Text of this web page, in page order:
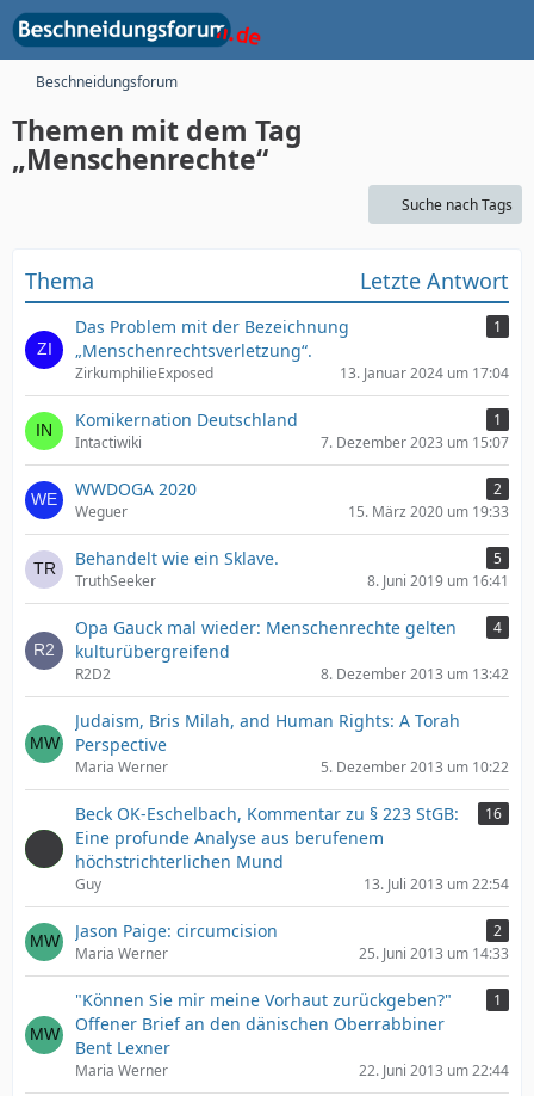
Beschneidungsforum
Themen mit dem Tag
„Menschenrechte“
Suche nach Tags
Thema Letzte Antwort
​Das Problem mit der Bezeichnung
„Menschenrechtsverletzung“.
1
ZirkumphilieExposed 13. Januar 2024 um 17:04
Komikernation Deutschland
1
Intactiwiki
7. Dezember 2023 um 15:07
WWDOGA 2020
2
Weguer
15. März 2020 um 19:33
Behandelt wie ein Sklave.
5
TruthSeeker
8. Juni 2019 um 16:41
Opa Gauck mal wieder: Menschenrechte gelten
kulturübergreifend
4
R2D2 8. Dezember 2013 um 13:42
Judaism, Bris Milah, and Human Rights: A Torah
Perspective
Maria Werner 5. Dezember 2013 um 10:22
Beck OK-Eschelbach, Kommentar zu § 223 StGB:
Eine profunde Analyse aus berufenem
höchstrichterlichen Mund
16
Guy 13. Juli 2013 um 22:54
Jason Paige: circumcision
2
Maria Werner
25. Juni 2013 um 14:33
"Können Sie mir meine Vorhaut zurückgeben?"
Offener Brief an den dänischen Oberrabbiner
Bent Lexner
1
Maria Werner 22. Juni 2013 um 22:44